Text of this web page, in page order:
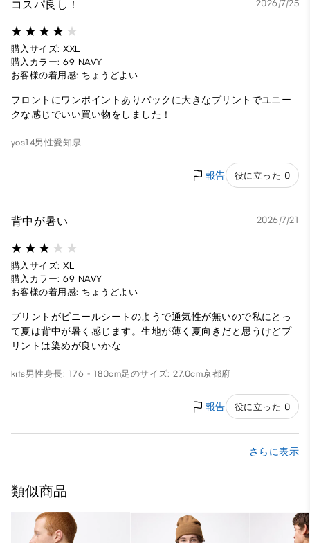
コスパ良し！ 2026/7/25
購入サイズ: XXL
購入カラー: 69 NAVY
お客様の着用感: ちょうどよい
フロントにワンポイントありバックに大きなプリントでユニー
クな感じでいい買い物をしました！
yos14男性愛知県
報告 役に立った 0
背中が暑い 2026/7/21
購入サイズ: XL
購入カラー: 69 NAVY
お客様の着用感: ちょうどよい
プリントがビニールシートのようで通気性が無いので私にとっ
て夏は背中が暑く感じます。生地が薄く夏向きだと思うけどプ
リントは染めが良いかな
kits男性身長: 176 - 180cm足のサイズ: 27.0cm京都府
報告 役に立った 0
さらに表示
類似商品